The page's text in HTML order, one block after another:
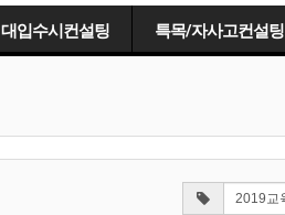
대입수시컨설팅 특목/자사고컨설팅